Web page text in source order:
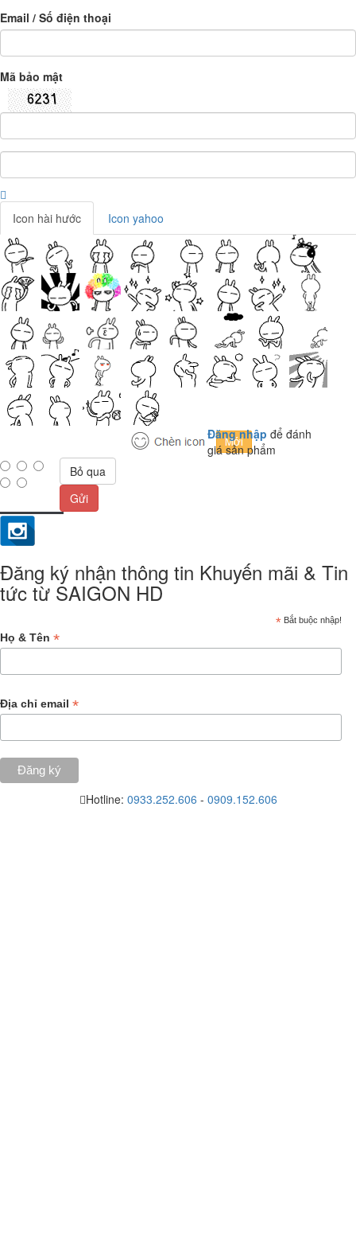
Email / Số điện thoại
Mã bảo mật
Icon hài hước Icon yahoo
Đăng nhập để đánh
giá sản phẩm
Bỏ qua
Gửi
Đăng ký nhận thông tin Khuyến mãi & Tin
tức từ SAIGON HD
* Bắt buộc nhập!
Họ & Tên *
Địa chỉ email *
Hotline: 0933.252.606 - 0909.152.606